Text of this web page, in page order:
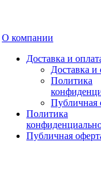
О компании
Доставка и
Доставка и
Политика
Публичная
Политика
Публичная